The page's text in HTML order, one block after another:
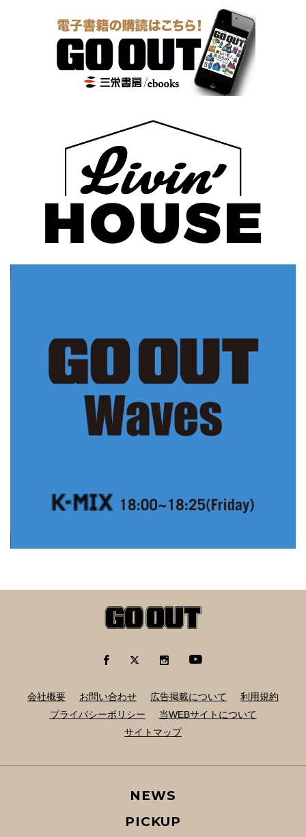
会社概要 お問い合わせ 広告掲載について
利用規約
プライバシーポリシー
当WEBサイトについて
サイトマップ
NEWS
PICKUP